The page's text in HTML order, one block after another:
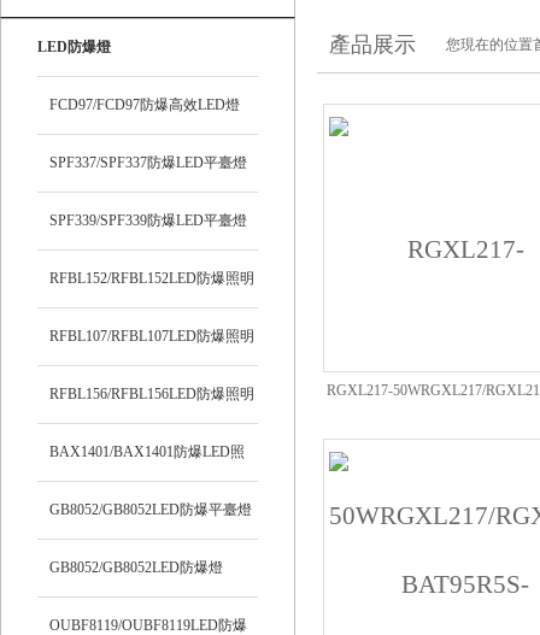
LED防爆燈
FCD97/FCD97防爆高效LED燈
SPF337/SPF337防爆LED平臺燈
SPF339/SPF339防爆LED平臺燈
RFBL152/RFBL152LED防爆照明
燈
RFBL107/RFBL107LED防爆照明
燈
RFBL156/RFBL156LED防爆照明
燈
BAX1401/BAX1401防爆LED照
明燈
GB8052/GB8052LED防爆平臺燈
GB8052/GB8052LED防爆燈
OUBF8119/OUBF8119LED防爆
產品展示 您現在的位置
RGXL217-50WRGXL217/